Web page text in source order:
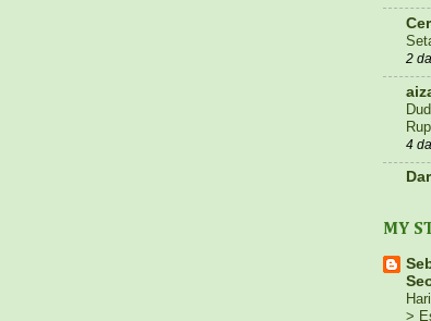
2
4
1
MY
>